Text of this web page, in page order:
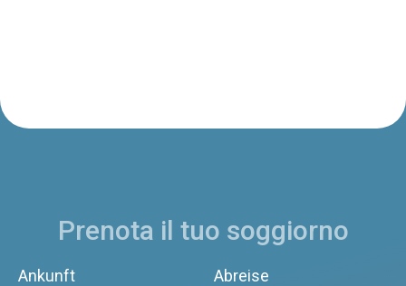
Prenota il tuo soggiorno
Ankunft Abreise